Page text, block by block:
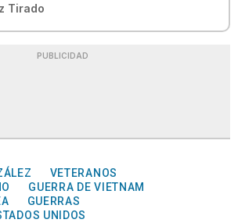
Tirado
PUBLICIDAD
VETERANOS
GUERRA DE VIETNAM
GUERRAS
UNIDOS